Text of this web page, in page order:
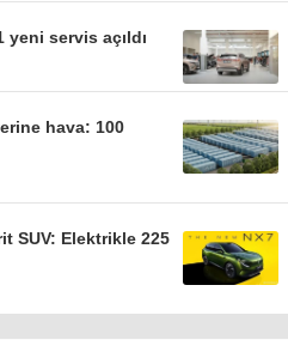
servis açıldı
hava: 100
SUV: Elektrikle 225